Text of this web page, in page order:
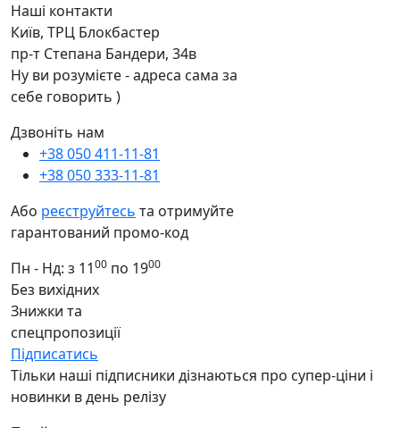
Наші контакти
Київ, ТРЦ Блокбастер
пр-т Степана Бандери, 34в
Ну ви розумієте - адреса сама за
себе говорить )
Дзвоніть нам
+38 050 411-11-81
+38 050 333-11-81
Або реєструйтесь та отримуйте
гарантований промо-код
Пн - Нд: з 1100 по 1900
Без вихідних
Знижки та
спецпропозиції
Підписатись
Тільки наші підписники дізнаються про супер-ціни і
новинки в день релізу